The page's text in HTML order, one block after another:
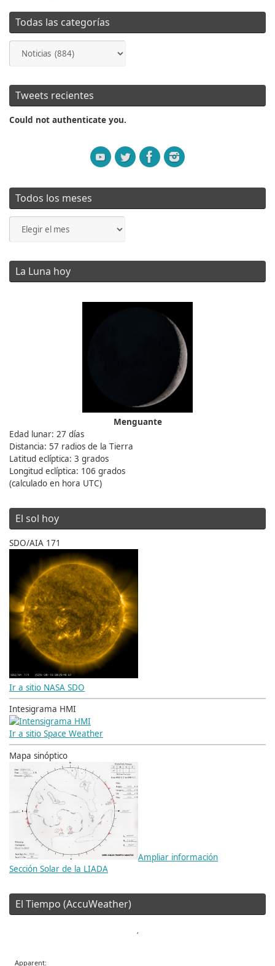
Todas las categorías
Tweets recientes
Could not authenticate you.
Todos los meses
La Luna hoy
Menguante
Edad lunar: 27 días
Distancia: 57 radios de la Tierra
Latitud eclíptica: 3 grados
Longitud eclíptica: 106 grados
(calculado en hora UTC)
El sol hoy
SDO/AIA 171
Ir a sitio NASA SDO
Intesigrama HMI
Ir a sitio Space Weather
Mapa sinóptico
Ampliar información
Sección Solar de la LIADA
El Tiempo (AccuWeather)
,
Apparent: